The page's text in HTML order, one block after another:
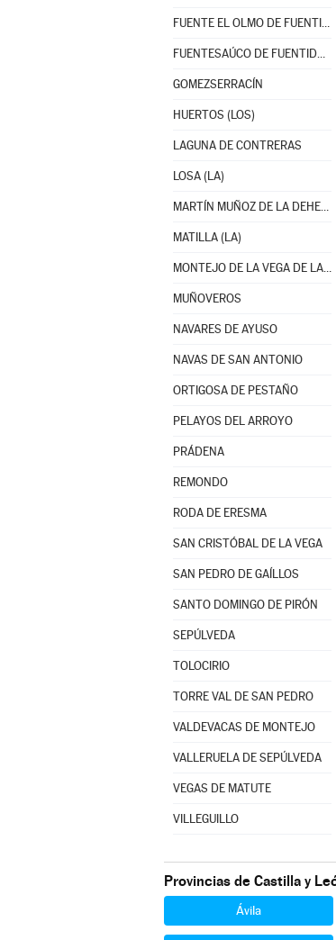
FUENTE EL OLMO DE FUENTIDUEÑA
FUENTESAÚCO DE FUENTIDUEÑA
GOMEZSERRACÍN
HUERTOS (LOS)
LAGUNA DE CONTRERAS
LOSA (LA)
MARTÍN MUÑOZ DE LA DEHESA
MATILLA (LA)
MONTEJO DE LA VEGA DE LA SERREZUELA
MUÑOVEROS
NAVARES DE AYUSO
NAVAS DE SAN ANTONIO
ORTIGOSA DE PESTAÑO
PELAYOS DEL ARROYO
PRÁDENA
REMONDO
RODA DE ERESMA
SAN CRISTÓBAL DE LA VEGA
SAN PEDRO DE GAÍLLOS
SANTO DOMINGO DE PIRÓN
SEPÚLVEDA
TOLOCIRIO
TORRE VAL DE SAN PEDRO
VALDEVACAS DE MONTEJO
VALLERUELA DE SEPÚLVEDA
VEGAS DE MATUTE
VILLEGUILLO
Provincias de Castilla y
Ávila